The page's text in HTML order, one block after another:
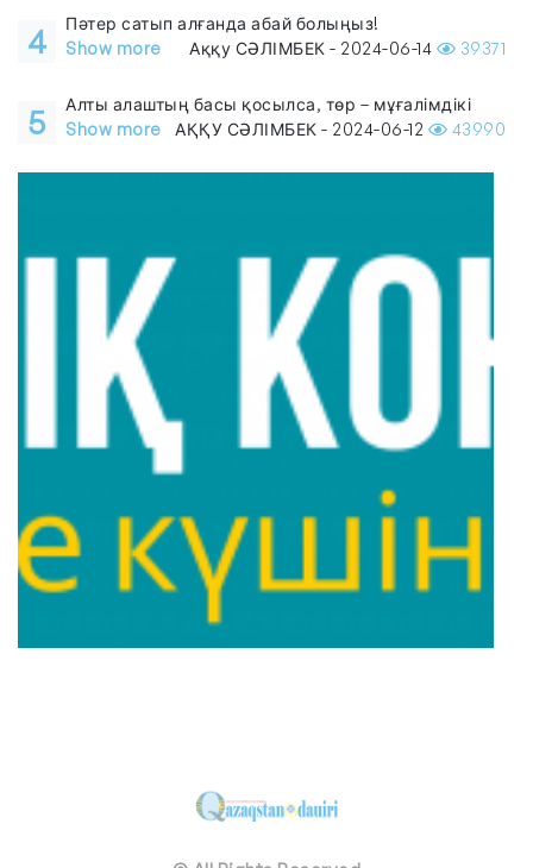
4
Пәтер сатып алғанда абай болыңыз!
Show more
Аққу СӘЛІМБЕК - 2024-06-14 39371
5
Алты алаштың басы қосылса, төр – мұғалімдікі
Show more
АҚҚУ СӘЛІМБЕК - 2024-06-12 43990